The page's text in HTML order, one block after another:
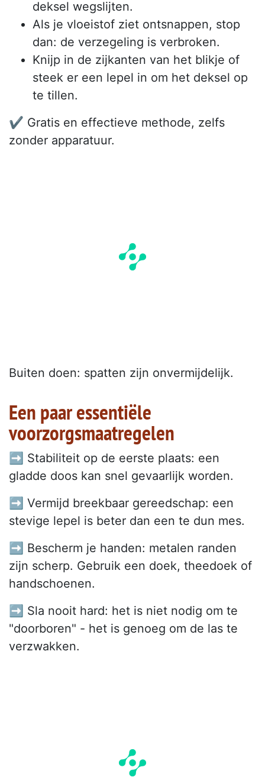
deksel wegslijten.
Als je vloeistof ziet ontsnappen, stop
dan: de verzegeling is verbroken.
Knijp in de zijkanten van het blikje of
steek er een lepel in om het deksel op
te tillen.
✔️ Gratis en effectieve methode, zelfs
zonder apparatuur.
Buiten doen: spatten zijn onvermijdelijk.
Een paar essentiële
voorzorgsmaatregelen
➡️ Stabiliteit op de eerste plaats: een
gladde doos kan snel gevaarlijk worden.
➡️ Vermijd breekbaar gereedschap: een
stevige lepel is beter dan een te dun mes.
➡️ Bescherm je handen: metalen randen
zijn scherp. Gebruik een doek, theedoek of
handschoenen.
➡️ Sla nooit hard: het is niet nodig om te
"doorboren" - het is genoeg om de las te
verzwakken.